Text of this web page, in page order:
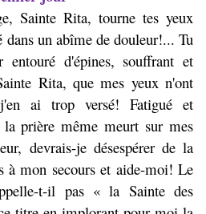
Sainte Rita, tourne tes yeux
un abîme de douleur!... Tu
d'épines, souffrant et
Rita, que mes yeux n'ont
ai trop versé! Fatigué et
la prière même meurt sur mes
devrais-je désespérer de la
à mon secours et aide-moi! Le
t-il pas « la Sainte des